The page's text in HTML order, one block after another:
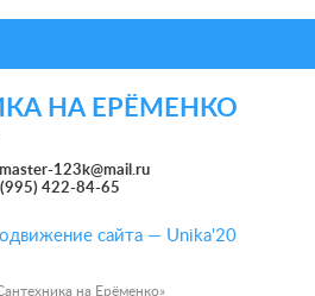
НА ЕРЁМЕНКО
master-123k@mail.ru
422-84-65
на Ерёменко»